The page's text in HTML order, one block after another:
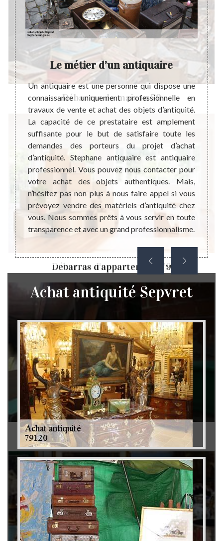
Débarras de maison 79
Débarras d'appartement 79
Débarras de grenier et cave 79
les
sont
bon
site
dans
à
vous
Le métier d’un antiquaire
Un antiquaire est une personne qui dispose une
connaissance uniquement professionnelle en
travaux de vente et achat des objets d’antiquité.
La capacité de ce prestataire est amplement
suffisante pour le but de satisfaire toute les
demandes des porteurs du projet d’achat
d’antiquité. Stephane antiquaire est antiquaire
professionnel. Vous pouvez nous contacter pour
votre achat des objets authentiques. Mais,
n’hésitez pas non plus à nous faire appel si vous
prévoyez vendre des matériels d’antiquité chez
vous. Nous sommes prêts à vous servir en toute
transparence et avec un grand professionnalisme.
En
ne
les
il
lieu
dans
Achat antiquité Sepvret